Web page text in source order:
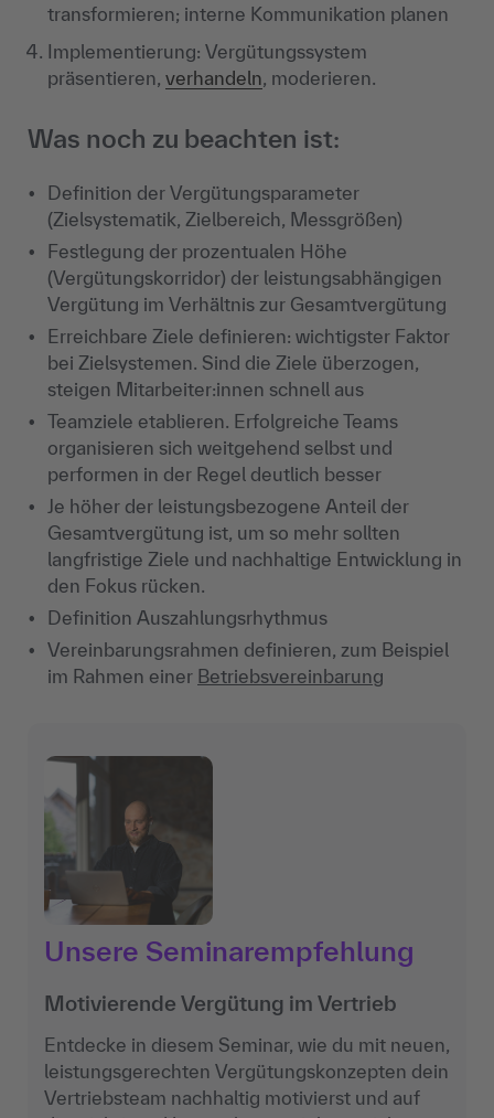
transformieren; interne Kommunikation planen
Implementierung: Vergütungssystem
präsentieren, verhandeln, moderieren.
Was noch zu beachten ist:
Definition der Vergütungsparameter
(Zielsystematik, Zielbereich, Messgrößen)
Festlegung der prozentualen Höhe
(Vergütungskorridor) der leistungsabhängigen
Vergütung im Verhältnis zur Gesamtvergütung
Erreichbare Ziele definieren: wichtigster Faktor
bei Zielsystemen. Sind die Ziele überzogen,
steigen Mitarbeiter:innen schnell aus
Teamziele etablieren. Erfolgreiche Teams
organisieren sich weitgehend selbst und
performen in der Regel deutlich besser
Je höher der leistungsbezogene Anteil der
Gesamtvergütung ist, um so mehr sollten
langfristige Ziele und nachhaltige Entwicklung in
den Fokus rücken.
Definition Auszahlungsrhythmus
Vereinbarungsrahmen definieren, zum Beispiel
im Rahmen einer Betriebsvereinbarung
Unsere Seminarempfehlung
Motivierende Vergütung im Vertrieb
Entdecke in diesem Seminar, wie du mit neuen,
leistungsgerechten Vergütungskonzepten dein
Vertriebsteam nachhaltig motivierst und auf